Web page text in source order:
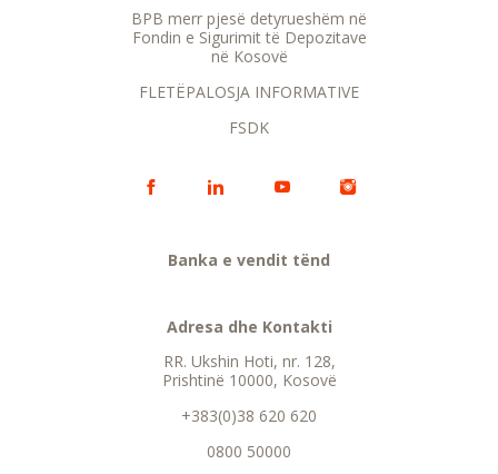
BPB merr pjesë detyrueshëm në
Fondin e Sigurimit të Depozitave
në Kosovë
FLETËPALOSJA INFORMATIVE
FSDK
Banka e vendit tënd
Adresa dhe Kontakti
RR. Ukshin Hoti, nr. 128,
Prishtinë 10000, Kosovë
+383(0)38 620 620
0800 50000